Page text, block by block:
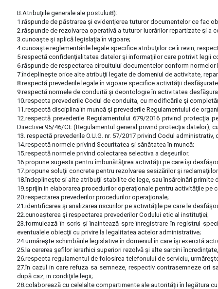
B.Atribuţiile generale ale postului8):
1.răspunde de păstrarea şi evidenţierea tuturor documentelor ce fac
2.răspunde de rezolvarea operativă a tuturor lucrărilor repartizate şi
3.cunoaşte şi aplică legislaţia în vigoare;
4.cunoaşte reglementările legale specifice atribuţiilor ce îi revin,
5.respectă confidenţialitatea datelor şi informaţiilor care potrivit legii
6.răspunde de respectarea circuitului documentelor conform normelor
7.îndeplineşte orice alte atribuţii legate de domeniul de activitate,
8.respectă prevederile legale în vigoare specifice activităţii
9.respectă normele de conduită şi deontologie în activitatea
10.respecta prevederile Codul de conduita, cu modificările şi
11.respectă disciplina în muncă şi prevederile Regulamentului de
12.respectă prevederile Regulamentului 679/2016 privind
Directivei 95/46/CE (Regulamentul general privind protecţia datelor),
13. respectă prevederile O.U.G. nr. 57/2017 privind Codul
14.respectă normele privind Securitatea şi sănătatea în muncă;
15.respectă normele privind colectarea selectiva a deşeurilor.
16.propune sugestii pentru îmbunătăţirea activităţii pe care îşi
17.propune soluţii concrete pentru rezolvarea sesizărilor şi
18.îndeplineşte şi alte atribuţii stabilite de lege, sau însărcinări primite
19.sprijin in elaborarea procedurilor operaţionale pentru activităţile pe
20.respectarea prevederilor procedurilor operaţionale;
21.identificarea şi analizarea riscurilor pe activităţile pe care le
22.cunoaşterea şi respectarea prevederilor Codului etic al instituţiei;
23.formulează în scris şi înaintează spre înregistrare în registrul
eventualele obiecţii cu privire la legalitatea actelor administrative;
24.urmăreşte schimbările legislative în domeniul în care îşi exercită
25.la cererea şefilor ierarhici superiori rezolvă şi alte sarcini
26.respecta regulamentul de folosirea telefonului de serviciu,
27.în cazul in care refuza sa semneze, respectiv contrasemneze ori
după caz, in condiţiile legii;
28.colaborează cu celelalte compartimente ale autorităţii în legătura